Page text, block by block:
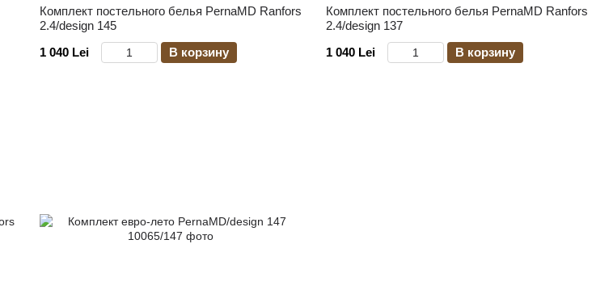
Комплект постельного белья PernaMD Ranfors
2.4/design 145
1 040 Lei
В корзину
Комплект постельного белья PernaMD Ranfors
2.4/design 137
1 040 Lei
В корзину